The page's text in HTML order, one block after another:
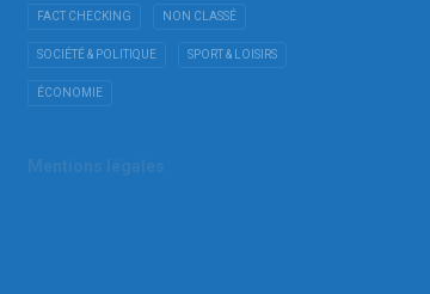
FACT CHECKING NON CLASSÉ
SOCIÉTÉ & POLITIQUE SPORT & LOISIRS
ÉCONOMIE